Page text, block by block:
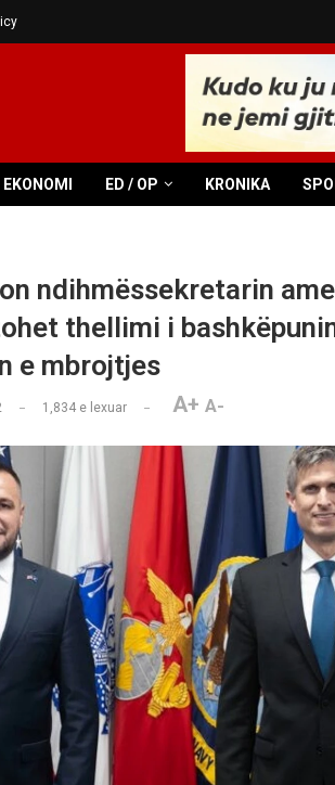
EKONOMI ED / OP KRONIKA
ndihmëssekretarin
thellimi i
e mbrojtjes
1,834e lexuar A+ A-